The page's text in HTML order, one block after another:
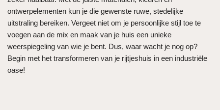
ontwerpelementen kun je die gewenste ruwe, stedelijke
uitstraling bereiken. Vergeet niet om je persoonlijke stijl toe te
voegen aan de mix en maak van je huis een unieke
weerspiegeling van wie je bent. Dus, waar wacht je nog op?
Begin met het transformeren van je rijtjeshuis in een industriële
oase!